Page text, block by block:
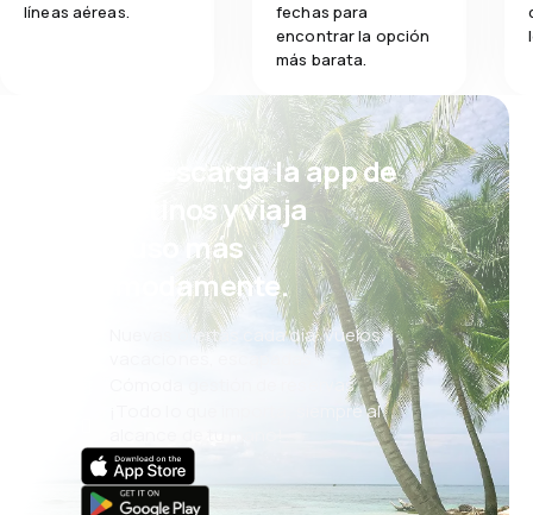
líneas aéreas.
fechas para
encontrar la opción
más barata.
¡Eh! Descarga la app de
eDestinos y viaja
incluso más
cómodamente.
Nuevas ofertas cada día: vuelos,
vacaciones, escapadas
Cómoda gestión de reservas
¡Todo lo que importa, siempre al